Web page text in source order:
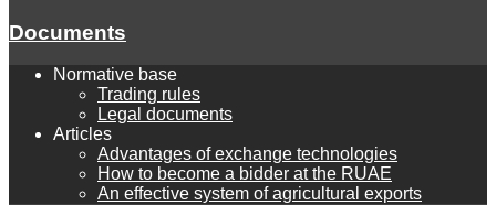
Documents
Normative base
Trading rules
Legal documents
Articles
Advantages of exchange technologies
How to become a bidder at the RUAE
An effective system of agricultural exports